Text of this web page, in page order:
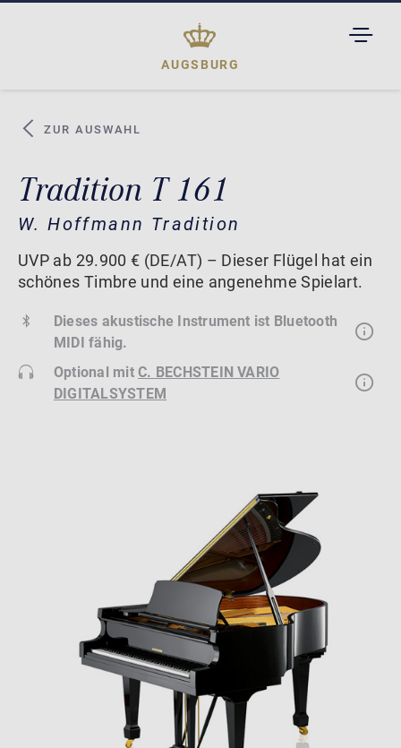
AUGSBURG
ZUR AUSWAHL
Tradition T 161
W. Hoffmann Tradition
UVP ab 29.900 € (DE/AT) – Dieser Flügel hat ein
schönes Timbre und eine angenehme Spielart.
Dieses akustische Instrument ist Bluetooth
MIDI fähig.
Optional mitC. BECHSTEIN VARIO
DIGITALSYSTEM